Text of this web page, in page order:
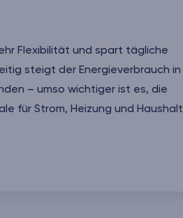
Flexibilität und spart tägliche
steigt der Energieverbrauch in
– umso wichtiger ist es, die
für Strom, Heizung und Haushalt
Homeoffice